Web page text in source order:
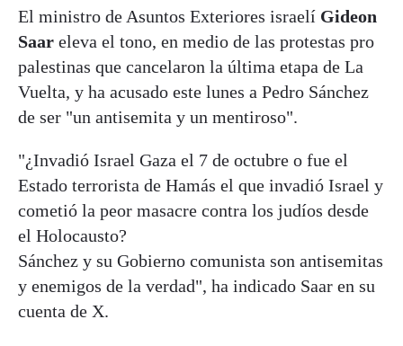
El ministro de Asuntos Exteriores israelí Gideon
Saar eleva el tono, en medio de las protestas pro
palestinas que cancelaron la última etapa de La
Vuelta, y ha acusado este lunes a Pedro Sánchez
de ser "un antisemita y un mentiroso".
"¿Invadió Israel Gaza el 7 de octubre o fue el
Estado terrorista de Hamás el que invadió Israel y
cometió la peor masacre contra los judíos desde
el Holocausto?
Sánchez y su Gobierno comunista son antisemitas
y enemigos de la verdad", ha indicado Saar en su
cuenta de X.